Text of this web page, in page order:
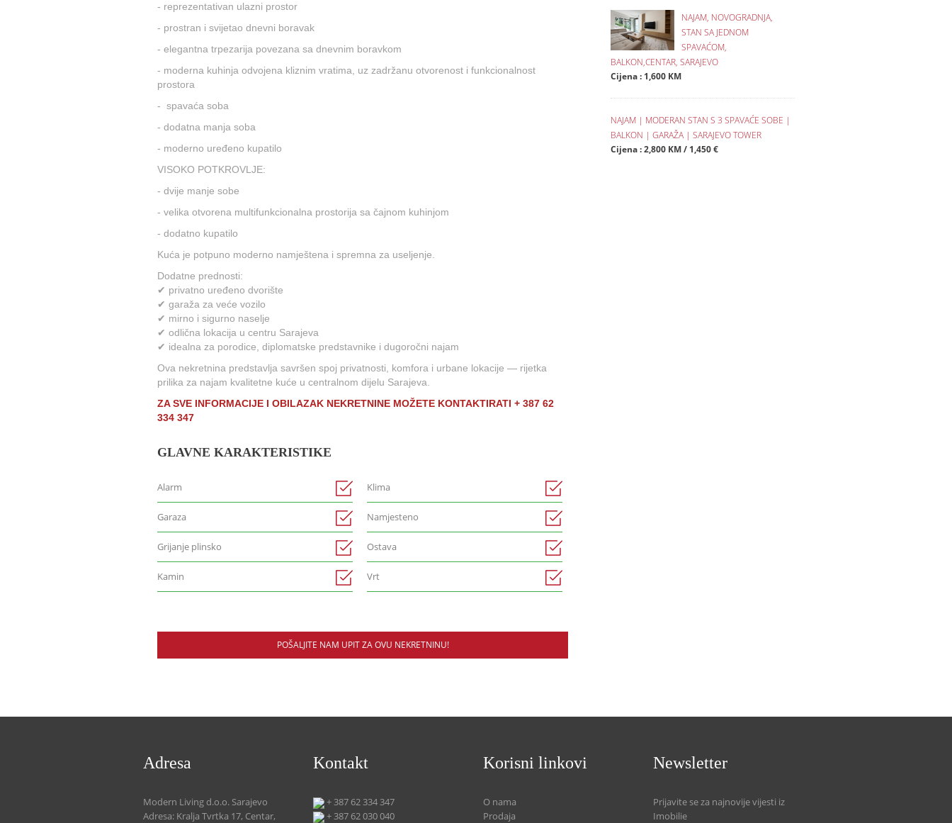
- reprezentativan ulazni prostor
- prostran i svijetao dnevni boravak
- elegantna trpezarija povezana sa dnevnim boravkom
- moderna kuhinja odvojena kliznim vratima, uz zadržanu otvorenost i funkcionalnost
prostora
- spavaća soba
- dodatna manja soba
- moderno uređeno kupatilo
VISOKO POTKROVLJE:
- dvije manje sobe
- velika otvorena multifunkcionalna prostorija sa čajnom kuhinjom
- dodatno kupatilo
Kuća je potpuno moderno namještena i spremna za useljenje.
Dodatne prednosti:
✔ privatno uređeno dvorište
✔ garaža za veće vozilo
✔ mirno i sigurno naselje
✔ odlična lokacija u centru Sarajeva
✔ idealna za porodice, diplomatske predstavnike i dugoročni najam
Ova nekretnina predstavlja savršen spoj privatnosti, komfora i urbane lokacije — rijetka
prilika za najam kvalitetne kuće u centralnom dijelu Sarajeva.
ZA SVE INFORMACIJE I OBILAZAK NEKRETNINE MOŽETE KONTAKTIRATI + 387 62
334 347
GLAVNE KARAKTERISTIKE
Alarm
Garaza
Grijanje plinsko
Kamin
Klima
Namjesteno
Ostava
Vrt
POŠALJITE NAM UPIT ZA OVU NEKRETNINU!
NAJAM, NOVOGRADNJA,
STAN SA JEDNOM
SPAVAĆOM,
BALKON,CENTAR, SARAJEVO
Cijena : 1,600 KM
NAJAM | MODERAN STAN S 3 SPAVAĆE SOBE |
BALKON | GARAŽA | SARAJEVO TOWER
Cijena : 2,800 KM / 1,450 €
Adresa
Modern Living d.o.o. Sarajevo
Adresa: Kralja Tvrtka 17, Centar,
Kontakt
+ 387 62 334 347
+ 387 62 030 040
Korisni linkovi
O nama
Prodaja
Newsletter
Prijavite se za najnovije vijesti iz
Imobilie